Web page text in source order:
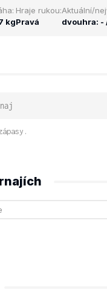
kg
Hraje rukou:
Pravá
Aktuální/
dvouhra: -